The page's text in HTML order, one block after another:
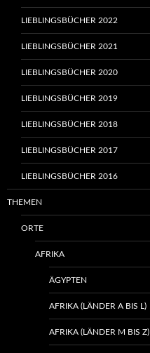
LIEBLINGSBÜCHER 2022
LIEBLINGSBÜCHER 2021
LIEBLINGSBÜCHER 2020
LIEBLINGSBÜCHER 2019
LIEBLINGSBÜCHER 2018
LIEBLINGSBÜCHER 2017
LIEBLINGSBÜCHER 2016
THEMEN
ORTE
AFRIKA
ÄGYPTEN
AFRIKA (LÄNDER A BIS L)
AFRIKA (LÄNDER M BIS Z)